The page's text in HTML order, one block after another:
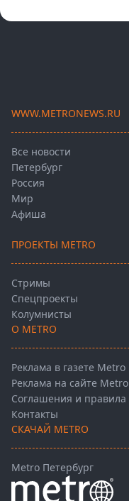
WWW.METRONEWS.RU
Все новости
Петербург
Россия
Мир
Афиша
ПРОЕКТЫ METRO
Стримы
Спецпроекты
Колумнисты
О METRO
Реклама в газете Metro
Реклама на сайте Metro
Соглашения и правила
Контакты
СКАЧАЙ METRO
Metro Петербург